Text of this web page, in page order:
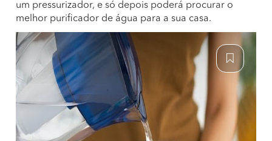
um pressurizador, e só depois poderá procurar o
melhor purificador de água para a sua casa.